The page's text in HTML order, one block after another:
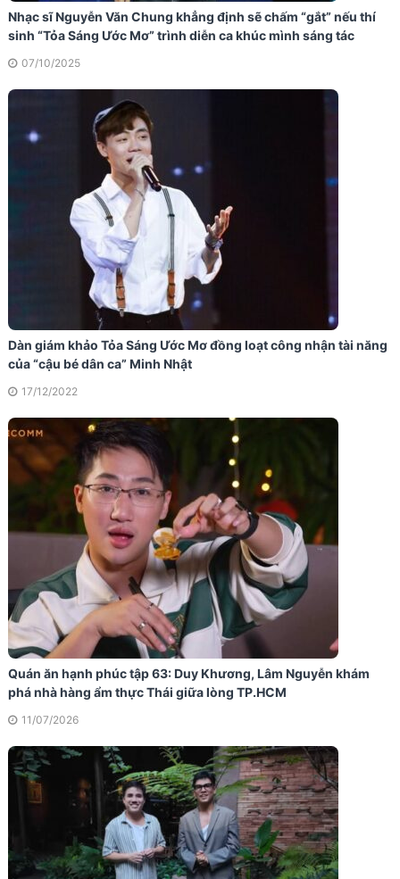
Nhạc sĩ Nguyễn Văn Chung khẳng định sẽ chấm “gắt” nếu thí
sinh “Tỏa Sáng Ước Mơ” trình diễn ca khúc mình sáng tác
07/10/2025
Dàn giám khảo Tỏa Sáng Ước Mơ đồng loạt công nhận tài năng
của “cậu bé dân ca” Minh Nhật
17/12/2022
Quán ăn hạnh phúc tập 63: Duy Khương, Lâm Nguyễn khám
phá nhà hàng ẩm thực Thái giữa lòng TP.HCM
11/07/2026